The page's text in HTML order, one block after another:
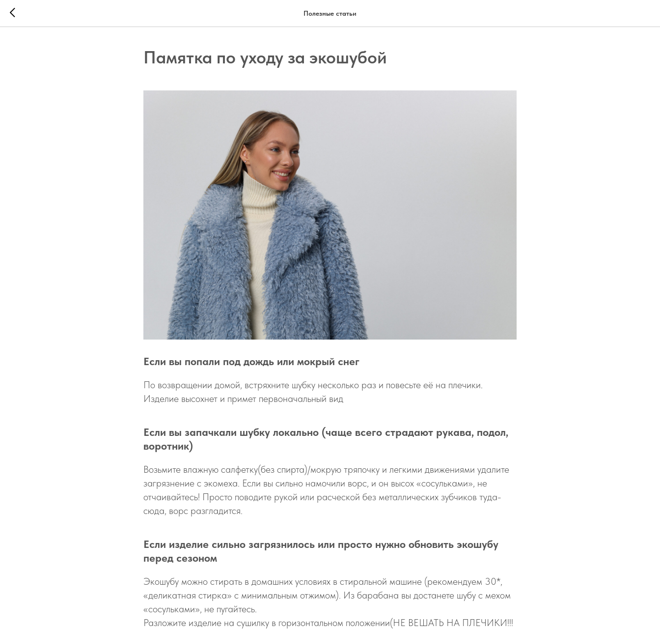
Полезные статьи
Памятка по уходу за экошубой
Если вы попали под дождь или мокрый снег
По возвращении домой, встряхните шубку несколько раз и повесьте её на плечики.
Изделие высохнет и примет первоначальный вид
Если вы запачкали шубку локально (чаще всего страдают рукава, подол,
воротник)
Возьмите влажную салфетку(без спирта)/мокрую тряпочку и легкими движениями удалите
загрязнение с экомеха. Если вы сильно намочили ворс, и он высох «сосульками», не
отчаивайтесь! Просто поводите рукой или расческой без металлических зубчиков туда-
сюда, ворс разгладится.
Если изделие сильно загрязнилось или просто нужно обновить экошубу
перед сезоном
Экошубу можно стирать в домашних условиях в стиральной машине (рекомендуем 30*,
«деликатная стирка» с минимальным отжимом). Из барабана вы достанете шубу с мехом
«сосульками», не пугайтесь.
Разложите изделие на сушилку в горизонтальном положении(НЕ ВЕШАТЬ НА ПЛЕЧИКИ!!!